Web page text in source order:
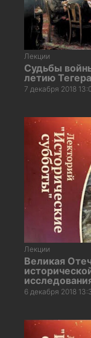
Лекции
Судьбы
летию
7 декабря 2018
Лекции
Великая
6 декабря 2018